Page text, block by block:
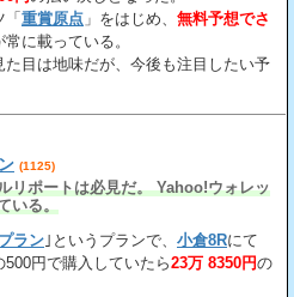
重賞原点 」をはじめ、 無料予想でさ
常に載っている。
た目は地味だが、今後も注目したい予
(1125)
リポートは必見だ。 Yahoo!ウォレッ
いる。
ラン ｣というプランで、 小倉8Rにて
円で購入していたら23万 8350円の